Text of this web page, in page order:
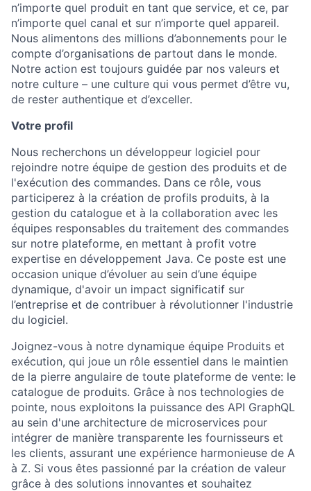
n’importe quel produit en tant que service, et ce, par
n’importe quel canal et sur n’importe quel appareil.
Nous alimentons des millions d’abonnements pour le
compte d’organisations de partout dans le monde.
Notre action est toujours guidée par nos valeurs et
notre culture – une culture qui vous permet d’être vu,
de rester authentique et d’exceller.
Votre profil
Nous recherchons un développeur logiciel pour
rejoindre notre équipe de gestion des produits et de
l'exécution des commandes. Dans ce rôle, vous
participerez à la création de profils produits, à la
gestion du catalogue et à la collaboration avec les
équipes responsables du traitement des commandes
sur notre plateforme, en mettant à profit votre
expertise en développement Java. Ce poste est une
occasion unique d’évoluer au sein d’une équipe
dynamique, d'avoir un impact significatif sur
l’entreprise et de contribuer à révolutionner l'industrie
du logiciel.
Joignez-vous à notre dynamique équipe Produits et
exécution, qui joue un rôle essentiel dans le maintien
de la pierre angulaire de toute plateforme de vente: le
catalogue de produits. Grâce à nos technologies de
pointe, nous exploitons la puissance des API GraphQL
au sein d'une architecture de microservices pour
intégrer de manière transparente les fournisseurs et
les clients, assurant une expérience harmonieuse de A
à Z. Si vous êtes passionné par la création de valeur
grâce à des solutions innovantes et souhaitez